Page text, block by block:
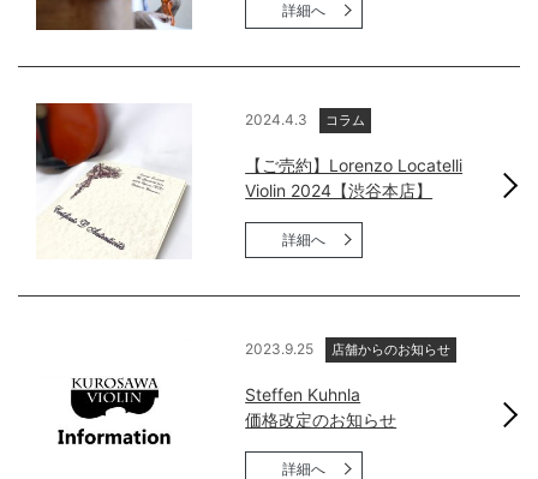
詳細へ
2024.4.3 コラム
【ご売約】Lorenzo Locatelli
Violin 2024【渋谷本店】
詳細へ
2023.9.25 店舗からのお知らせ
Steffen Kuhnla
価格改定のお知らせ
詳細へ